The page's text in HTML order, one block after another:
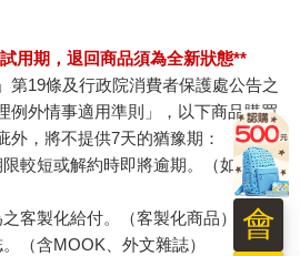
學家在想些什麼。我把這本書的結構
〕大腦之家」，而在這本書的虛擬空
節）包含了主題相連但不同組合的
大且笨重的哲學家具搬進來之後，這
恐怖。儘管有不少靈巧的平面裝飾，
停了這項計畫。
用期，退回商品須為全新狀態**
第19條及行政院消費者保護處公告之
例外情事適用準則」，以下商品購買
外，將不提供7天的猶豫期：
較短或解約時即將逾期。（如：生
客製化給付。（客製化商品）
（含MOOK、外文雜誌）
會